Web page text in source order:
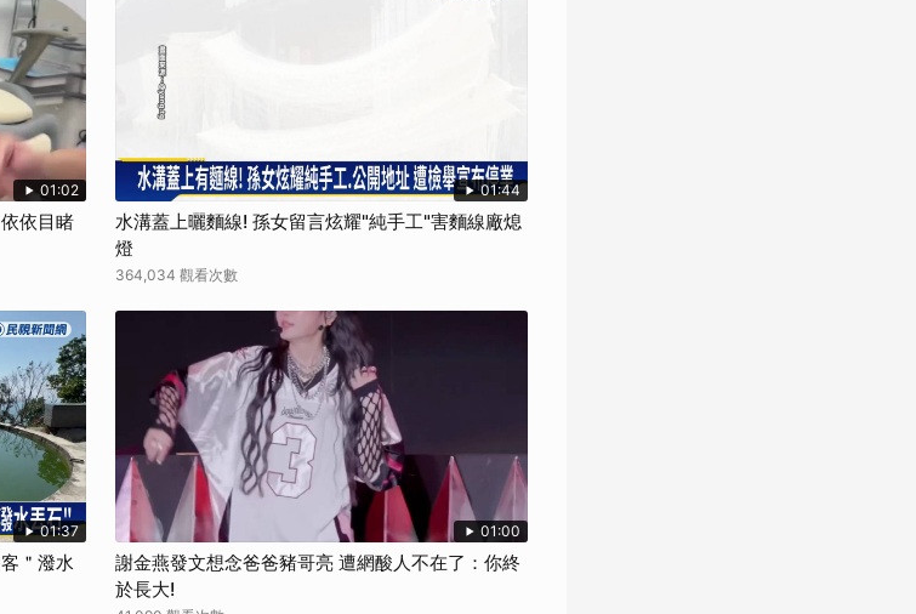
01:02
依目睹
01:44
水溝蓋上曬麵線! 孫女留言炫耀"純手工"害麵線廠熄
燈
364,034 觀看次數
01:37
＂潑水
01:00
謝金燕發文想念爸爸豬哥亮 遭網酸人不在了：你終
於長大!